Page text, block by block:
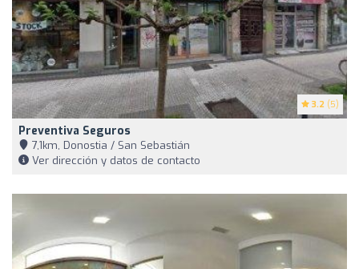
3.2 (5)
Preventiva Seguros
7,1km, Donostia / San Sebastián
Ver dirección y datos de contacto